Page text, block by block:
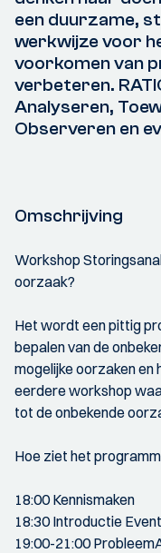
een duurzame,
werkwijze voor
voorkomen van
verbeteren.
Analyseren,
Observeren en
Omschrijving
Workshop
oorzaak?
Het wordt een pittig
bepalen van de
mogelijke oorzaken en
eerdere workshop
tot de onbekende
Hoe ziet het
18:00 Kennismaken
18:30 Introductie
19:00-21:00